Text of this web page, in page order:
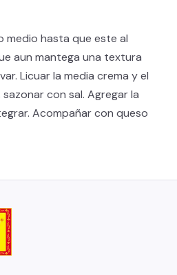
medio hasta que este al
aun mantega una textura
Licuar la media crema y el
con sal. Agregar la
Acompañar con queso